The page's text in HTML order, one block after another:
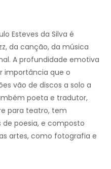
Esteves da Silva é
da canção, da música
A profundidade emotiva
importância que o
vão de discos a solo a
poeta e tradutor,
para teatro, tem
poesia, e composto
artes, como fotografia e